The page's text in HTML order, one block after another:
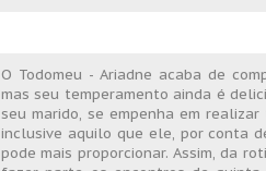
O Todomeu - Ariadne acaba de
mas seu temperamento ainda é
seu marido, se empenha em
inclusive aquilo que ele, por conta
pode mais proporcionar. Assim, da